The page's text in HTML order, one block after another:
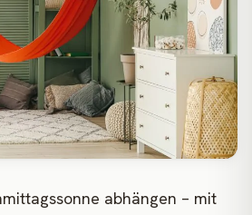
abhängen – mit